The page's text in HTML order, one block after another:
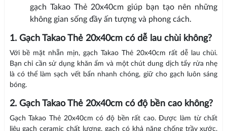
gạch Takao Thẻ 20x40cm giúp bạn tạo nên những
không gian sống đầy ấn tượng và phong cách.
1. Gạch Takao Thẻ 20x40cm có dễ lau chùi không?
Với bề mặt nhẵn mịn, gạch Takao Thẻ 20x40cm rất dễ lau chùi.
Bạn chỉ cần sử dụng khăn ẩm và một chút dung dịch tẩy rửa nhẹ
là có thể làm sạch vết bẩn nhanh chóng, giữ cho gạch luôn sáng
bóng.
2. Gạch Takao Thẻ 20x40cm có độ bền cao không?
Gạch Takao Thẻ 20x40cm có độ bền rất cao. Được làm từ chất
liệu gạch ceramic chất lượng, gạch có khả năng chống trầy xước,